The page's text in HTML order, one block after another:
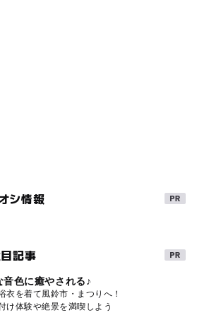
シ情報
記事
音色に癒やされる♪
衣を着て風鈴市・まつりへ！
け体験や絶景を満喫しよう